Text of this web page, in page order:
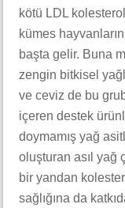
kötü LDL
kümes
başta gelir. Buna
zengin bitkisel
ve ceviz de bu
içeren destek
doymamış yağ
oluşturan asıl yağ
bir yandan
sağlığına da